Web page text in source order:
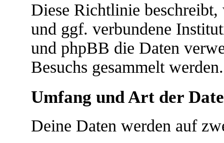
Diese Richtlinie
und ggf. verbundene
und phpBB die Daten
Besuchs gesammelt werden.
Umfang und Art der
Deine Daten werden auf